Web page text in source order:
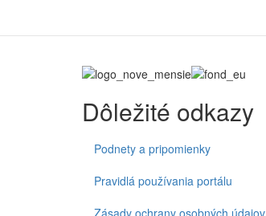
Dôležité odkazy
Podnety a pripomienky
Pravidlá používania portálu